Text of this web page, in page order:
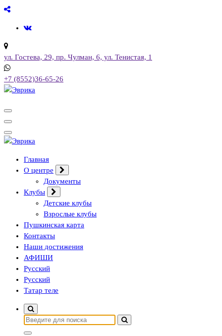
Перейти
содержимому
ул. Гостева, 29, пр. Чулман, 6, ул. Тенистая, 1
+7 (8552)36-65-26
Городской культурный центр, г. Набережные Челны
Городской культурный центр, г. Набережные Челны
Главная
О центре
Документы
Клубы
Детские клубы
Взрослые клубы
Пушкинская карта
Контакты
Наши достижения
АФИШИ
Русский
Русский
Татар теле
Найти: